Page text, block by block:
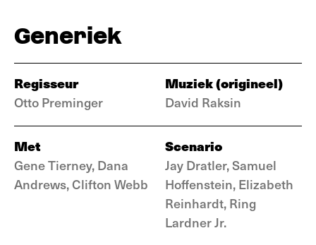
Generiek
Regisseur
Otto Preminger
Muziek (origineel)
David Raksin
Met
Gene Tierney, Dana
Andrews, Clifton Webb
Scenario
Jay Dratler, Samuel
Hoffenstein, Elizabeth
Reinhardt, Ring
Lardner Jr.